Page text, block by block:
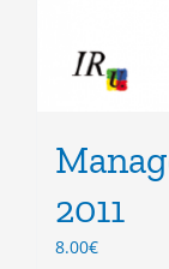
2011
8.00€